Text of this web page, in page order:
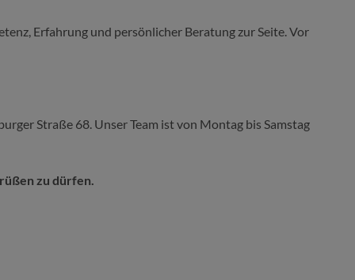
Erfahrung und persönlicher Beratung zur Seite. Vor
Straße 68. Unser Team ist von Montag bis Samstag
zu dürfen.